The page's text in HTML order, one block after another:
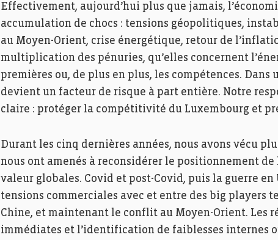
Effectivement, aujourd’hui plus que jamais,
accumulation de chocs : tensions géopolitiques,
au Moyen-Orient, crise énergétique, retour de
multiplication des pénuries, qu’elles concernent
premières ou, de plus en plus, les compétences.
devient un facteur de risque à part entière. Notre
claire : protéger la compétitivité du Luxembourg et
Durant les cinq dernières années, nous avons vécu
nous ont amenés à reconsidérer le positionnement de
valeur globales. Covid et post-Covid, puis la guerre
tensions commerciales avec et entre des big players
Chine, et maintenant le conflit au Moyen-Orient. Les
immédiates et l’identification de faiblesses internes